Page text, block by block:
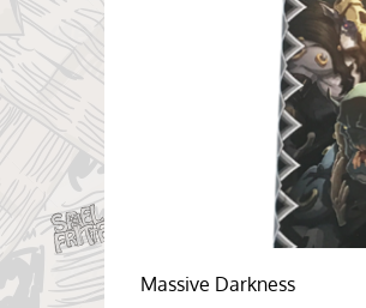
Massive Darkness